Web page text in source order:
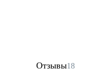
Отзывы18